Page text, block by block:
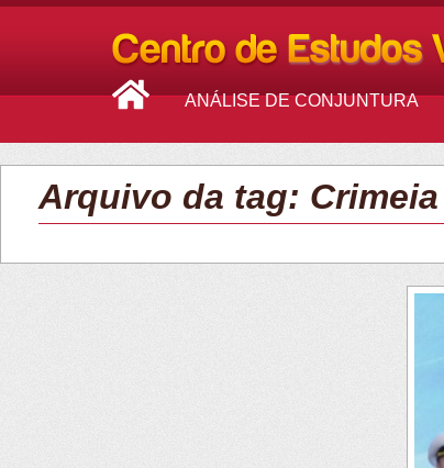
ANÁLISE DE CONJUNTURA
Arquivo da tag: Crimeia